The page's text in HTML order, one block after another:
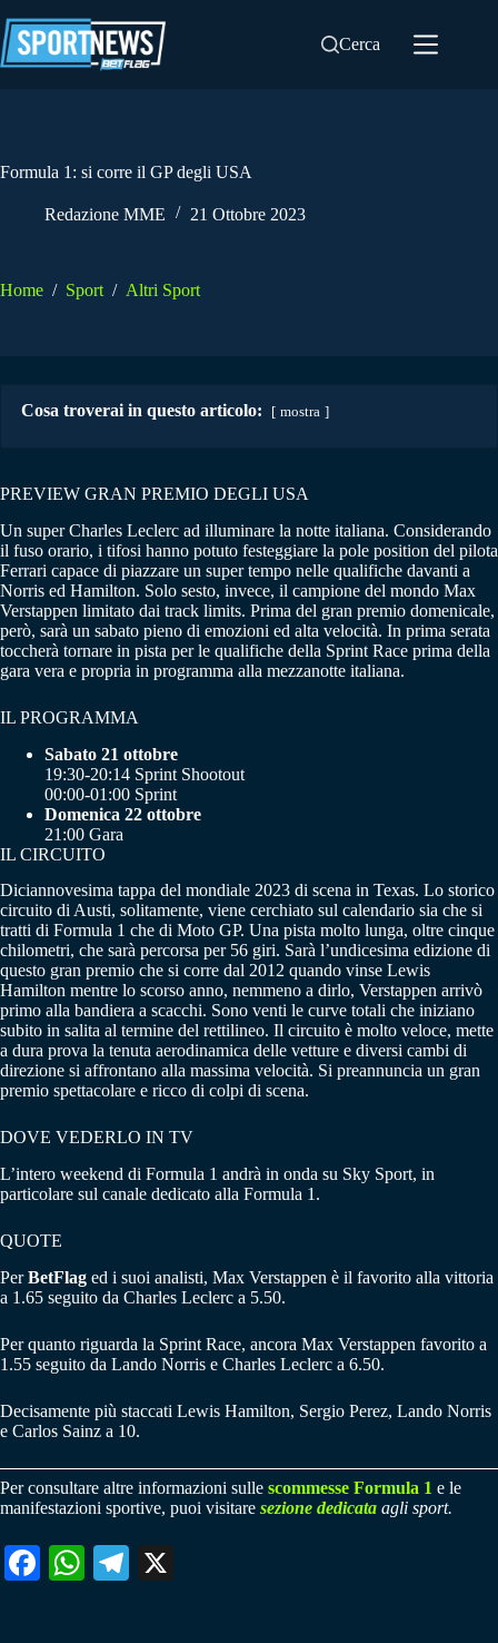
al
contenuto
Cerca
Formula 1: si corre il GP degli USA
Redazione MME 21 Ottobre 2023
Home / Sport / Altri Sport
Cosa troverai in questo articolo: mostra
PREVIEW GRAN PREMIO DEGLI USA
Un super Charles Leclerc ad illuminare la notte italiana. Considerando
il fuso orario, i tifosi hanno potuto festeggiare la pole position del pilota
Ferrari capace di piazzare un super tempo nelle qualifiche davanti a
Norris ed Hamilton. Solo sesto, invece, il campione del mondo Max
Verstappen limitato dai track limits. Prima del gran premio domenicale,
però, sarà un sabato pieno di emozioni ed alta velocità. In prima serata
toccherà tornare in pista per le qualifiche della Sprint Race prima della
gara vera e propria in programma alla mezzanotte italiana.
IL PROGRAMMA
Sabato 21 ottobre
19:30-20:14 Sprint Shootout
00:00-01:00 Sprint
Domenica 22 ottobre
21:00 Gara
IL CIRCUITO
Diciannovesima tappa del mondiale 2023 di scena in Texas. Lo storico
circuito di Austi, solitamente, viene cerchiato sul calendario sia che si
tratti di Formula 1 che di Moto GP. Una pista molto lunga, oltre cinque
chilometri, che sarà percorsa per 56 giri. Sarà l’undicesima edizione di
questo gran premio che si corre dal 2012 quando vinse Lewis
Hamilton mentre lo scorso anno, nemmeno a dirlo, Verstappen arrivò
primo alla bandiera a scacchi. Sono venti le curve totali che iniziano
subito in salita al termine del rettilineo. Il circuito è molto veloce, mette
a dura prova la tenuta aerodinamica delle vetture e diversi cambi di
direzione si affrontano alla massima velocità. Si preannuncia un gran
premio spettacolare e ricco di colpi di scena.
DOVE VEDERLO IN TV
L’intero weekend di Formula 1 andrà in onda su Sky Sport, in
particolare sul canale dedicato alla Formula 1.
QUOTE
PerBetFlag ed i suoi analisti, Max Verstappen è il favorito alla vittoria
a 1.65 seguito da Charles Leclerc a 5.50.
Per quanto riguarda la Sprint Race, ancora Max Verstappen favorito a
1.55 seguito da Lando Norris e Charles Leclerc a 6.50.
Decisamente più staccati Lewis Hamilton, Sergio Perez, Lando Norris
e Carlos Sainz a 10.
Per consultare altre informazioni sulle scommesse Formula 1 e le
manifestazioni sportive, puoi visitare sezione dedicata agli sport.
Fa W
Te